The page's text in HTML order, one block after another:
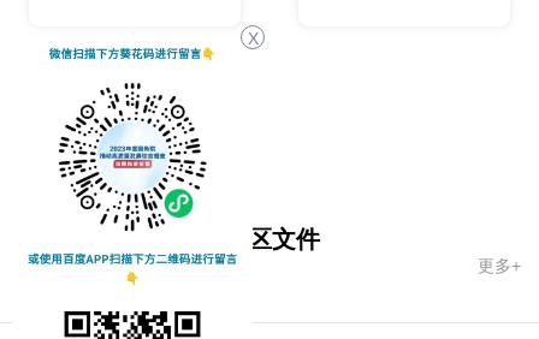
国务院文件 自治区文件
市政府文件
更多+
X